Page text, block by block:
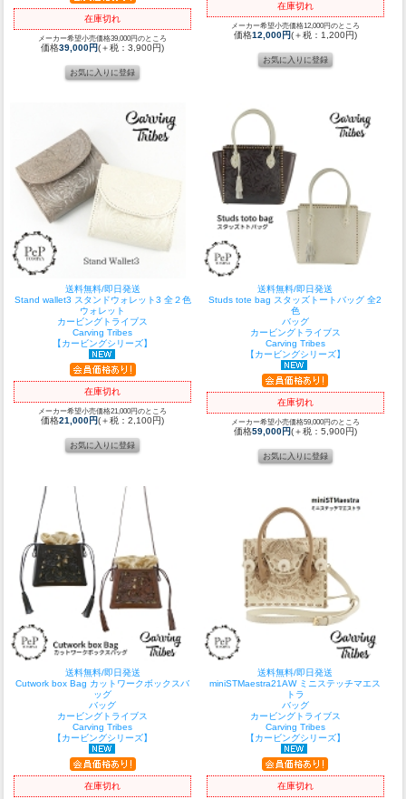
在庫切れ
メーカー希望小売価格39,000円のところ
価格39,000円(＋税：3,900円)
在庫切れ
メーカー希望小売価格12,000円のところ
価格12,000円(＋税：1,200円)
送料無料/即日発送
Stand wallet3 スタンドウォレット3 全２色
ウォレット
カービングトライブス
Carving Tribes
【カービングシリーズ】
在庫切れ
メーカー希望小売価格21,000円のところ
価格21,000円(＋税：2,100円)
送料無料/即日発送
Studs tote bag スタッズトートバッグ 全2
色
バッグ
カービングトライブス
Carving Tribes
【カービングシリーズ】
在庫切れ
メーカー希望小売価格59,000円のところ
価格59,000円(＋税：5,900円)
送料無料/即日発送
Cutwork box Bag カットワークボックスバ
ッグ
バッグ
カービングトライブス
Carving Tribes
【カービングシリーズ】
在庫切れ
送料無料/即日発送
miniSTMaestra21AW ミニステッチマエス
トラ
バッグ
カービングトライブス
Carving Tribes
【カービングシリーズ】
在庫切れ